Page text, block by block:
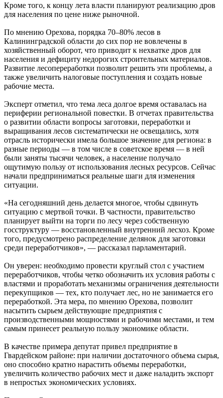
Кроме того, к концу лета власти планируют реализацию дров
для населения по цене ниже рыночной.
По мнению Орехова, порядка 70–80% лесов в
Калининградской области до сих пор не вовлечены в
хозяйственный оборот, что приводит к нехватке дров для
населения и дефициту недорогих строительных материалов.
Развитие лесопереработки позволит решить эти проблемы, а
также увеличить налоговые поступления и создать новые
рабочие места.
Эксперт отметил, что тема леса долгое время оставалась на
периферии региональной повестки. В отчетах правительства
о развитии области вопросы заготовки, переработки и
выращивания лесов систематически не освещались, хотя
отрасль исторически имела большое значение для региона: в
разные периоды — в том числе в советское время — в ней
были заняты тысячи человек, а население получало
ощутимую пользу от использования лесных ресурсов. Сейчас
начали предприниматься реальные шаги для изменения
ситуации.
«На сегодняшний день делается многое, чтобы сдвинуть
ситуацию с мертвой точки. В частности, правительство
планирует выйти на торги по лесу через собственную
госструктуру — восстановленный внутренний лесхоз. Кроме
того, предусмотрено распределение делянок для заготовки
среди переработчиков», — рассказал парламентарий.
Он уверен: необходимо провести круглый стол с участием
переработчиков, чтобы четко обозначить их условия работы с
властями и проработать механизмы ограничения деятельности
перекупщиков — тех, кто получает лес, но не занимается его
переработкой. Эта мера, по мнению Орехова, позволит
насытить сырьем действующие предприятия с
производственными мощностями и рабочими местами, и тем
самым принесет реальную пользу экономике области.
В качестве примера депутат привел предприятие в
Гвардейском районе: при наличии достаточного объема сырья,
оно способно кратно нарастить объемы переработки,
увеличить количество рабочих мест и даже наладить экспорт
в непростых экономических условиях.